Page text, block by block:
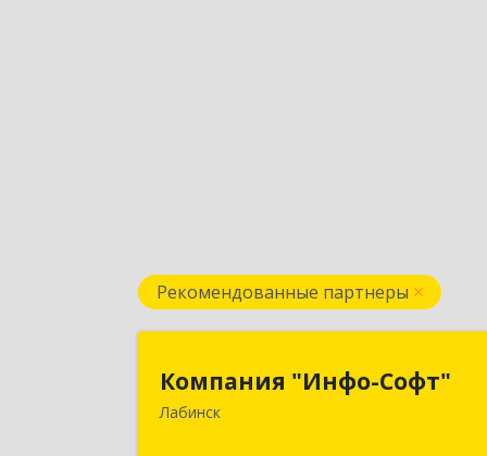
Рекомендованные партнеры
Компания "Инфо-Софт"
Лабинск
Компания "Инфо-Софт"